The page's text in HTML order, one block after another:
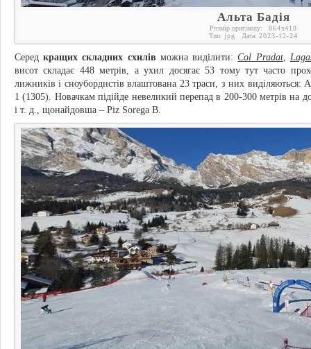
Альта Бадія
Розмір оригіналу: 864x418
Тип: jpg Дата: 2023-12-24
Середкращих складних схилів можна виділити:Col Pradat,
висот складає 448 метрів, а ухил досягає 53 тому тут часто
лижників і сноубордистів влаштована 23 траси, з них виділяються:
1 (1305). Новачкам підійде невеликий перепад в 200-300 метрів на
і т. д., щонайдовша – Piz Sorega B.